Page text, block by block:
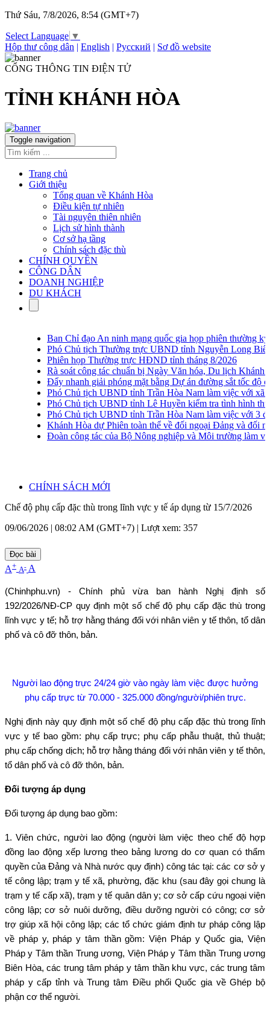
Thứ Sáu, 7/8/2026, 8:54 (GMT+7)
Select Language ▼
Hộp thư công dân | English | Русский | Sơ đồ website
CỔNG THÔNG TIN ĐIỆN TỬ
TỈNH KHÁNH HÒA
Toggle navigation
Trang chủ
Giới thiệu
Tổng quan về Khánh Hòa
Điều kiện tự nhiên
Tài nguyên thiên nhiên
Lịch sử hình thành
Cơ sở hạ tầng
Chính sách đặc thù
CHÍNH QUYỀN
CÔNG DÂN
DOANH NGHIỆP
DU KHÁCH
Ban Chỉ đạo An ninh mạng quốc gia họp phiên thường kỳ
Phó Chủ tịch Thường trực UBND tỉnh Nguyễn Long Biên
Phiên họp Thường trực HĐND tỉnh tháng 8/2026
Rà soát công tác chuẩn bị Ngày Văn hóa, Du lịch Khánh
Đẩy nhanh giải phóng mặt bằng Dự án đường sắt tốc độ
Phó Chủ tịch UBND tỉnh Trần Hòa Nam làm việc với xã
Phó Chủ tịch UBND tỉnh Lê Huyền kiểm tra tình hình thu
Phó Chủ tịch UBND tỉnh Trần Hòa Nam làm việc với 3 địa
Khánh Hòa dự Phiên toàn thể về đối ngoại Đảng và đối
Đoàn công tác của Bộ Nông nghiệp và Môi trường làm
CHÍNH SÁCH MỚI
Chế độ phụ cấp đặc thù trong lĩnh vực y tế áp dụng từ 15/7/2026
09/06/2026 | 08:02 AM (GMT+7) | Lượt xem: 357
Đọc bài
A+ A- A
(Chinhphu.vn) - Chính phủ vừa ban hành Nghị định số
192/2026/NĐ-CP quy định một số chế độ phụ cấp đặc thù trong
lĩnh vực y tế; hỗ trợ hằng tháng đối với nhân viên y tế thôn, tổ dân
phố và cô đỡ thôn, bản.
Người lao động trực 24/24 giờ vào ngày làm việc được hưởng
phụ cấp trực từ 70.000 - 325.000 đồng/người/phiên trực.
Nghị định này quy định một số chế độ phụ cấp đặc thù trong lĩnh
vực y tế bao gồm: phụ cấp trực; phụ cấp phẫu thuật, thủ thuật;
phụ cấp chống dịch; hỗ trợ hằng tháng đối với nhân viên y tế thôn,
tổ dân phố và cô đỡ thôn, bản.
Đối tượng áp dụng
Đối tượng áp dụng bao gồm:
1. Viên chức, người lao động (người làm việc theo chế độ hợp
đồng lao động xếp lương theo bảng lương do cơ quan có thẩm
quyền của Đảng và Nhà nước quy định) công tác tại: các cơ sở y
tế công lập; trạm y tế xã, phường, đặc khu (sau đây gọi chung là
trạm y tế cấp xã), trạm y tế quân dân y; cơ sở cấp cứu ngoại viện
công lập; cơ sở nuôi dưỡng, điều dưỡng người có công; cơ sở
trợ giúp xã hội công lập; các tổ chức giám định tư pháp công lập
về pháp y, pháp y tâm thần gồm: Viện Pháp y Quốc gia, Viện
Pháp y Tâm thần Trung ương, Viện Pháp y Tâm thần Trung ương
Biên Hòa, các trung tâm pháp y tâm thần khu vực, các trung tâm
pháp y cấp tỉnh và Trung tâm Điều phối Quốc gia về Ghép bộ
phận cơ thể người.